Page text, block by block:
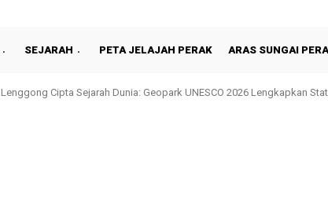
SEJARAH PETA JELAJAH PERAK ARAS SUNGAI
Sultan Nazrin Shah Berbuka Puasa Bersama Rakyat di Behrang Stesen